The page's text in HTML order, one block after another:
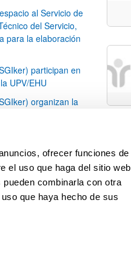
ofrecer funciones de
el uso que haga del sitio web
combinarla con otra
que haya hecho de sus
al Servicio de
del Servicio,
para la elaboración
participan en
UPV/EHU
organizan la
Use TAB para desplazarse.